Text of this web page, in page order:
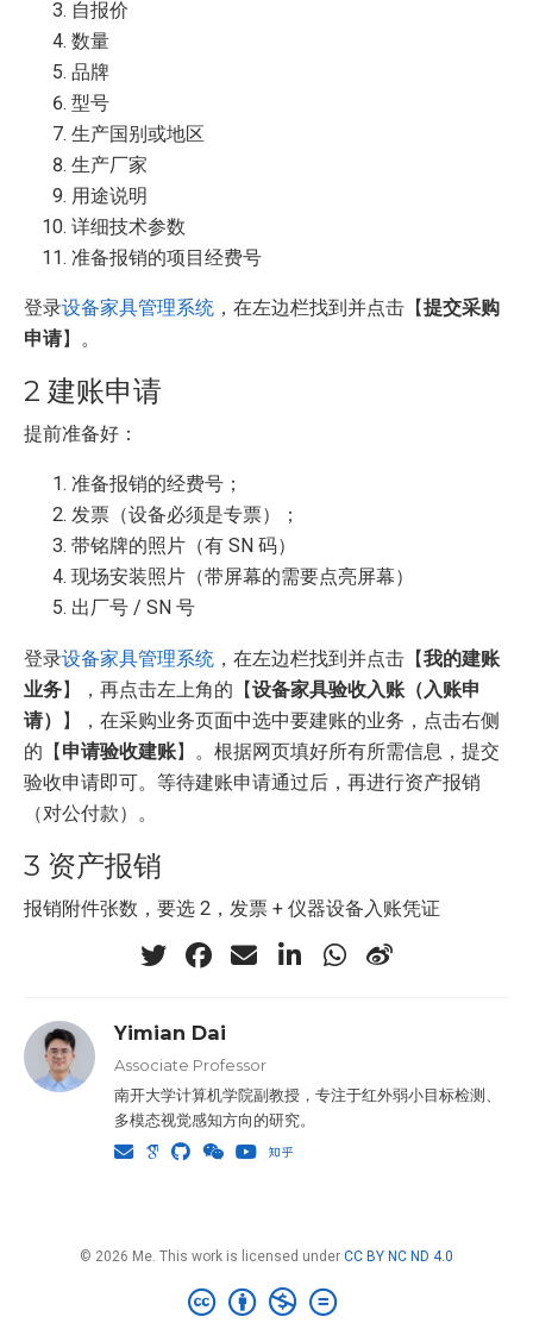
自报价
数量
品牌
型号
生产国别或地区
生产厂家
用途说明
详细技术参数
准备报销的项目经费号
登录设备家具管理系统 ，在左边栏找到并点击【提交采购
申请】。
2 建账申请
提前准备好：
准备报销的经费号；
发票（设备必须是专票）；
带铭牌的照片（有 SN 码）
现场安装照片（带屏幕的需要点亮屏幕）
出厂号 / SN 号
登录设备家具管理系统 ，在左边栏找到并点击【我的建账
业务】，再点击左上角的【设备家具验收入账（入账申
请） 】，在采购业务页面中选中要建账的业务，点击右侧
的【申请验收建账】。根据网页填好所有所需信息，提交
验收申请即可。等待建账申请通过后，再进行资产报销
（对公付款）。
3 资产报销
报销附件张数，要选 2，发票 + 仪器设备入账凭证
Yimian Dai
Associate Professor
南开大学计算机学院副教授，专注于红外弱小目标检测、
多模态视觉感知方向的研究。
© 2026 Me. This work is licensed under CC BY NC ND 4.0